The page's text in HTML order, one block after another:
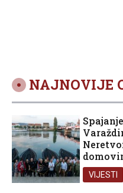
NAJNOVIJE
VIJESTI